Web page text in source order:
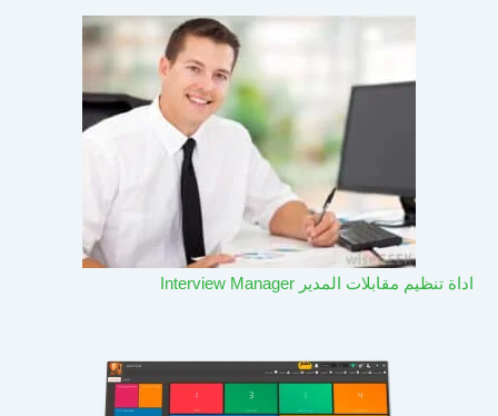
اداة تنظيم مقابلات المدير Interview Manager